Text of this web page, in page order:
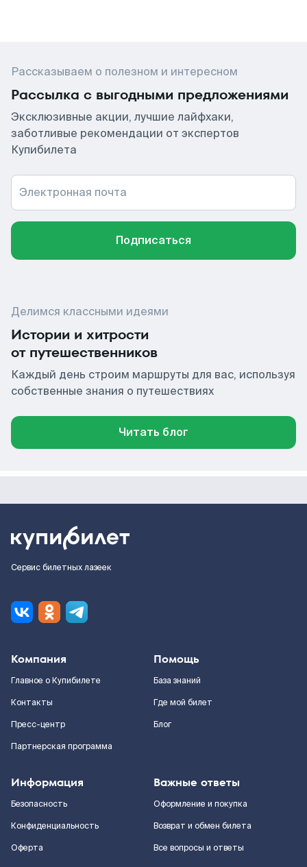
Рассказываем о полезном и интересном
Рассылка с выгодными предложениями
Эксклюзивные акции, лучшие лайфхаки,
заботливые рекомендации от экспертов
Купибилета
Электронная почта
Подписаться
Делимся классными идеями
Истории и хитрости
от путешественников
Каждый день строим маршруты для вас, используя
собственные знания о путешествиях
Читать блог
Сервис билетных лазеек
Компания
Главное о Купибилете
Контакты
Пресс-центр
Партнерская программа
Помощь
База знаний
Где мой билет
Блог
Информация
Безопасность
Конфиденциальность
Оферта
Важные ответы
Оформление и покупка
Возврат и обмен билета
Все вопросы и ответы